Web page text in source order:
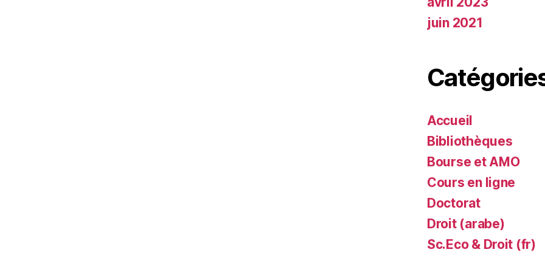
juin 2021
Accueil
Bibliothèques
Bourse et AMO
Cours en ligne
Doctorat
Droit (arabe)
Sc.Eco & Droit (fr)